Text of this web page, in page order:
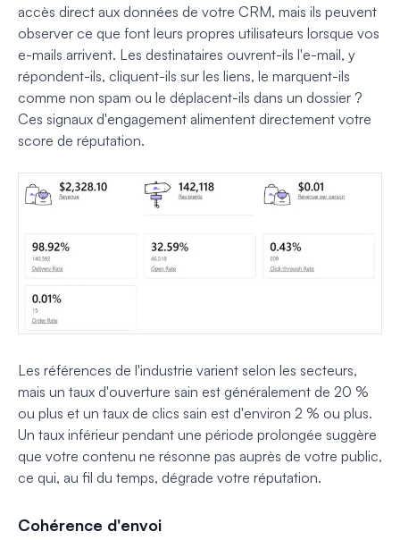
accès direct aux données de votre CRM, mais ils peuvent
observer ce que font leurs propres utilisateurs lorsque vos
e-mails arrivent. Les destinataires ouvrent-ils l'e-mail, y
répondent-ils, cliquent-ils sur les liens, le marquent-ils
comme non spam ou le déplacent-ils dans un dossier ?
Ces signaux d'engagement alimentent directement votre
score de réputation.
Les références de l'industrie varient selon les secteurs,
mais un taux d'ouverture sain est généralement de 20 %
ou plus et un taux de clics sain est d'environ 2 % ou plus.
Un taux inférieur pendant une période prolongée suggère
que votre contenu ne résonne pas auprès de votre public,
ce qui, au fil du temps, dégrade votre réputation.
Cohérence d'envoi